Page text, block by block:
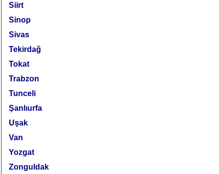
Siirt
Sinop
Sivas
Tekirdağ
Tokat
Trabzon
Tunceli
Şanlıurfa
Uşak
Van
Yozgat
Zonguldak